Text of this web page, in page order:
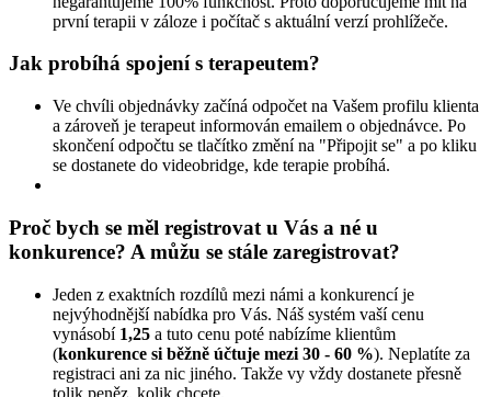
první terapii v záloze i počítač s aktuální verzí prohlížeče.
Jak probíhá spojení s terapeutem?
Ve chvíli objednávky začíná odpočet na Vašem profilu klienta
a zároveň je terapeut informován emailem o objednávce. Po
skončení odpočtu se tlačítko změní na "Připojit se" a po kliku
se dostanete do videobridge, kde terapie probíhá.
Proč bych se měl registrovat u Vás a né u
konkurence? A můžu se stále zaregistrovat?
Jeden z exaktních rozdílů mezi námi a konkurencí je
nejvýhodnější nabídka pro Vás. Náš systém vaší cenu
vynásobí 1,25 a tuto cenu poté nabízíme klientům
(konkurence si běžně účtuje mezi 30 - 60 %). Neplatíte za
registraci ani za nic jiného. Takže vy vždy dostanete přesně
tolik peněz, kolik chcete.